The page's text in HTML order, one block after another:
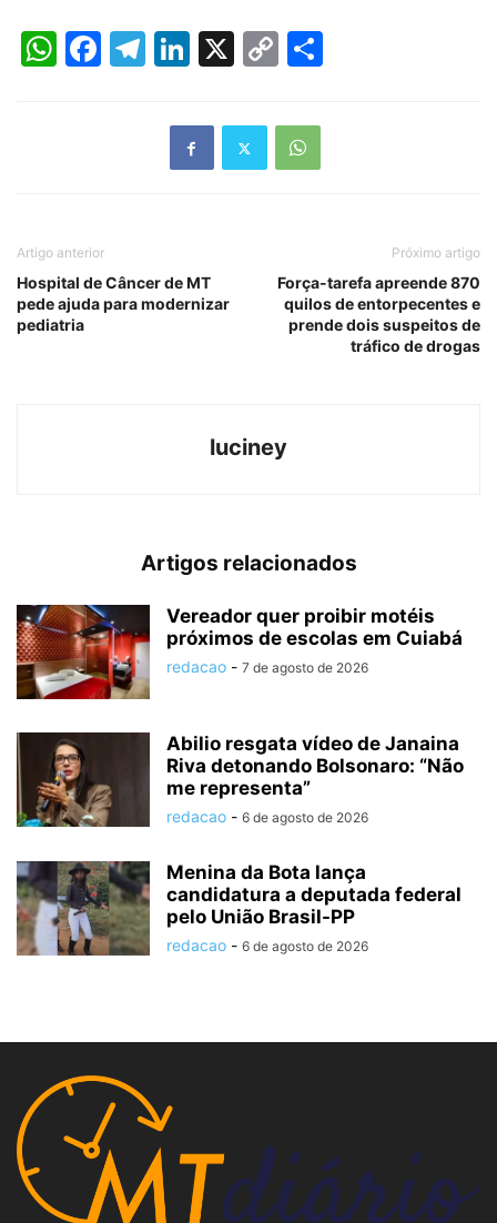
WhatsApp
Facebook
Telegram
LinkedIn
X
Copy
Artigo anterior
Hospital de Câncer de MT
pede ajuda para modernizar
pediatria
Próximo artigo
Força-tarefa apreende 870
quilos de entorpecentes e
prende dois suspeitos de
tráfico de drogas
luciney
Artigos relacionados
Vereador quer proibir motéis
próximos de escolas em Cuiabá
redacao - 7 de agosto de 2026
Abilio resgata vídeo de Janaina
Riva detonando Bolsonaro: “Não
me representa”
redacao - 6 de agosto de 2026
Menina da Bota lança
candidatura a deputada federal
pelo União Brasil-PP
redacao - 6 de agosto de 2026